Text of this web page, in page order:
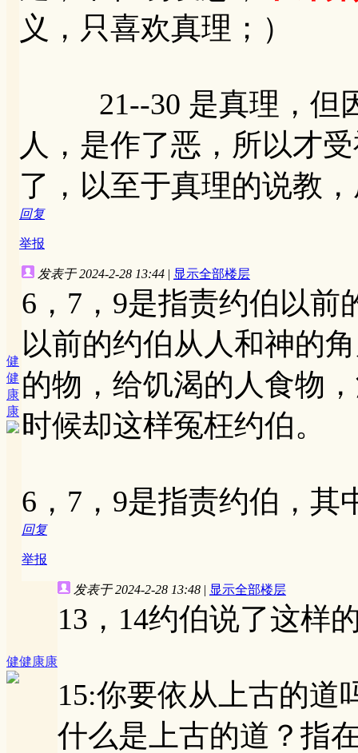
义，只喜欢真理；）
21--30 是真理，但因
人，是作了恶，所以才
了，以至于真理的说教
回复
举报
健
健
康
康
发表于 2024-2-28 13:44 | 显示全部楼层
6，7，9是指责约伯以前
以前的约伯从人和神的
的物，给饥渴的人食物
时候却这样冤枉约伯。
6，7，9是指责约伯，其
回复
举报
健健康康
发表于 2024-2-28 13:48 | 显示全部楼层
13，14约伯说了这样
15:你要依从上古的道
什么是上古的道？指